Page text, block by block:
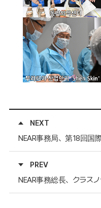
NEXT
NEAR事務局、第18回国
PREV